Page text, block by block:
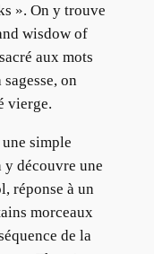
». On y trouve
wisdow of
aux mots
on
vierge.
simple
y découvre une
réponse à un
morceaux
de la